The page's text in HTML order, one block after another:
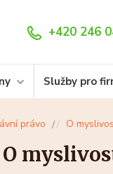
+420 246
Služby pro
právo O
O